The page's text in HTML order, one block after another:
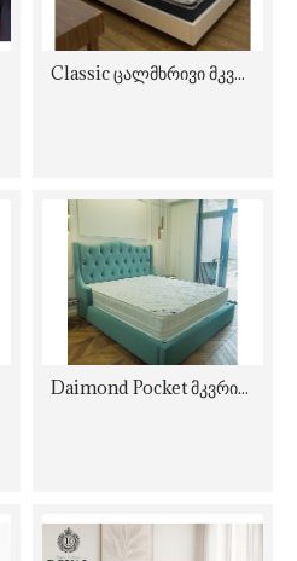
Classic ცალმხრივი მკვრივი ორთოპედიული მატრასი
Daimond Pocket მკვრივი ორმხრივი ორთოპედიული მატრასი